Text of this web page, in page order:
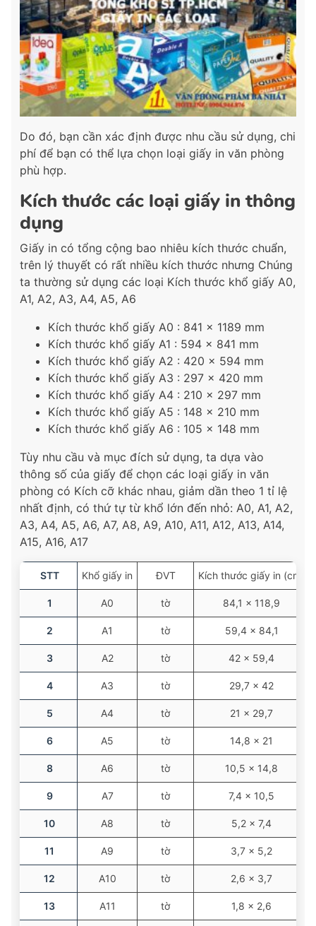
Do đó, bạn cần xác định được nhu cầu sử dụng, chi
phí để bạn có thể lựa chọn loại giấy in văn phòng
phù hợp.
Kích thước các loại giấy in thông
dụng
Giấy in có tổng cộng bao nhiêu kích thước chuẩn,
trên lý thuyết có rất nhiều kích thước nhưng Chúng
ta thường sử dụng các loại Kích thước khổ giấy A0,
A1, A2, A3, A4, A5, A6
Kích thước khổ giấy A0 : 841 x 1189 mm
Kích thước khổ giấy A1 : 594 x 841 mm
Kích thước khổ giấy A2 : 420 x 594 mm
Kích thước khổ giấy A3 : 297 x 420 mm
Kích thước khổ giấy A4 : 210 x 297 mm
Kích thước khổ giấy A5 : 148 x 210 mm
Kích thước khổ giấy A6 : 105 x 148 mm
Tùy nhu cầu và mục đích sử dụng, ta dựa vào
thông số của giấy để chọn các loại giấy in văn
phòng có Kích cỡ khác nhau, giảm dần theo 1 tỉ lệ
nhất định, có thứ tự từ khổ lớn đến nhỏ: A0, A1, A2,
A3, A4, A5, A6, A7, A8, A9, A10, A11, A12, A13, A14,
A15, A16, A17
STT Khổ giấy in ĐVT Kích thước giấy in (cm)
1 A0 tờ 84,1 × 118,9
2 A1 tờ 59,4 × 84,1
3 A2 tờ 42 × 59,4
4 A3 tờ 29,7 × 42
5 A4 tờ 21 × 29,7
6 A5 tờ 14,8 × 21
8 A6 tờ 10,5 × 14,8
9 A7 tờ 7,4 × 10,5
10 A8 tờ 5,2 × 7,4
11 A9 tờ 3,7 × 5,2
12 A10 tờ 2,6 × 3,7
13 A11 tờ 1,8 × 2,6